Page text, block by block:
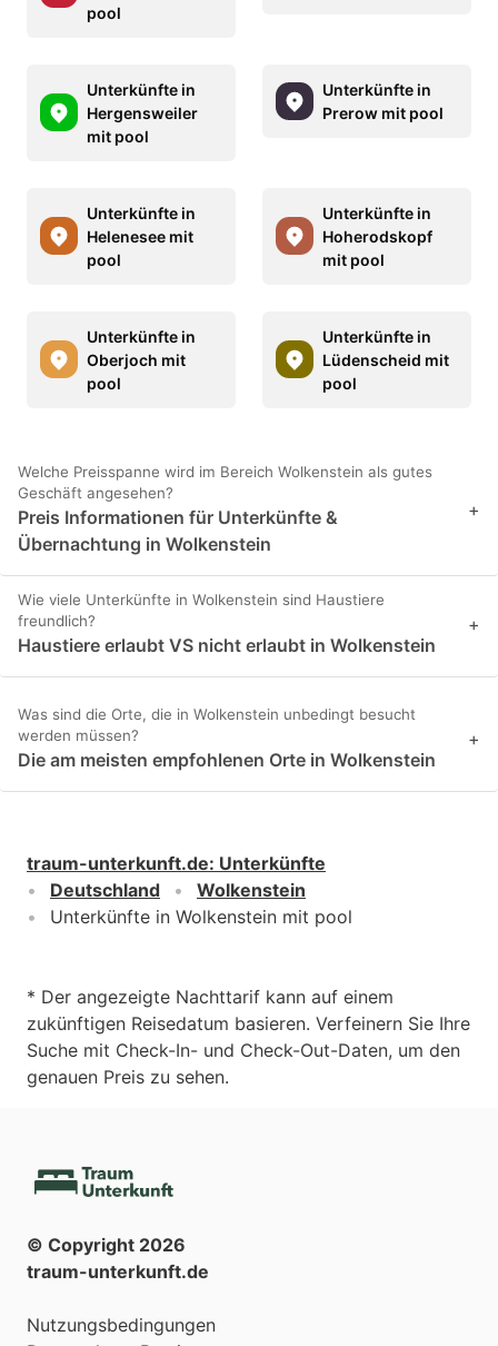
pool
Unterkünfte in
Hergensweiler
mit pool
Unterkünfte in
Prerow mit pool
Unterkünfte in
Helenesee mit
pool
Unterkünfte in
Hoherodskopf
mit pool
Unterkünfte in
Oberjoch mit
pool
Unterkünfte in
Lüdenscheid mit
pool
Welche Preisspanne wird im Bereich Wolkenstein als gutes
Geschäft angesehen?
Preis Informationen für Unterkünfte &
Übernachtung in Wolkenstein
+
Wie viele Unterkünfte in Wolkenstein sind Haustiere
freundlich?
Haustiere erlaubt VS nicht erlaubt in Wolkenstein
+
Was sind die Orte, die in Wolkenstein unbedingt besucht
werden müssen?
Die am meisten empfohlenen Orte in Wolkenstein
+
traum-unterkunft.de: Unterkünfte
Deutschland
Wolkenstein
Unterkünfte in Wolkenstein mit pool
* Der angezeigte Nachttarif kann auf einem
zukünftigen Reisedatum basieren. Verfeinern Sie Ihre
Suche mit Check-In- und Check-Out-Daten, um den
genauen Preis zu sehen.
© Copyright 2026
traum-unterkunft.de
Nutzungsbedingungen